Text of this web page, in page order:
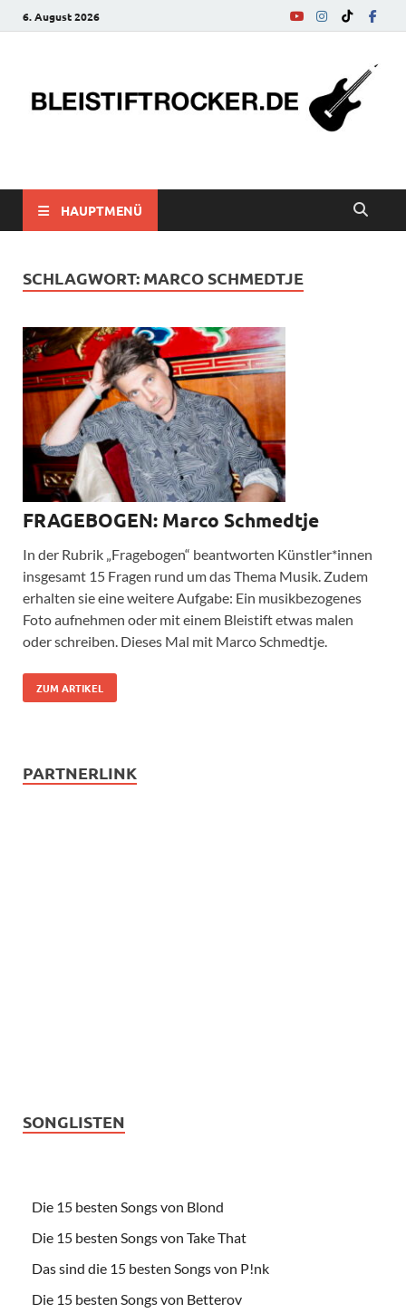
6. August 2026
bleistiftrocker.de
HAUPTMENÜ
SCHLAGWORT: MARCO SCHMEDTJE
FRAGEBOGEN: Marco Schmedtje
In der Rubrik „Fragebogen“ beantworten Künstler*innen
insgesamt 15 Fragen rund um das Thema Musik. Zudem
erhalten sie eine weitere Aufgabe: Ein musikbezogenes
Foto aufnehmen oder mit einem Bleistift etwas malen
oder schreiben. Dieses Mal mit Marco Schmedtje.
ZUM ARTIKEL
PARTNERLINK
SONGLISTEN
Die 15 besten Songs von Blond
Die 15 besten Songs von Take That
Das sind die 15 besten Songs von P!nk
Die 15 besten Songs von Betterov